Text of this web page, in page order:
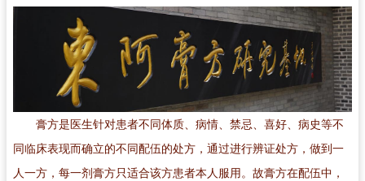
膏方是医生针对患者不同体质、病情、禁忌、喜好、病史等不
同临床表现而确立的不同配伍的处方，通过进行辨证处方，做到一
人一方，每一剂膏方只适合该方患者本人服用。故膏方在配伍中，